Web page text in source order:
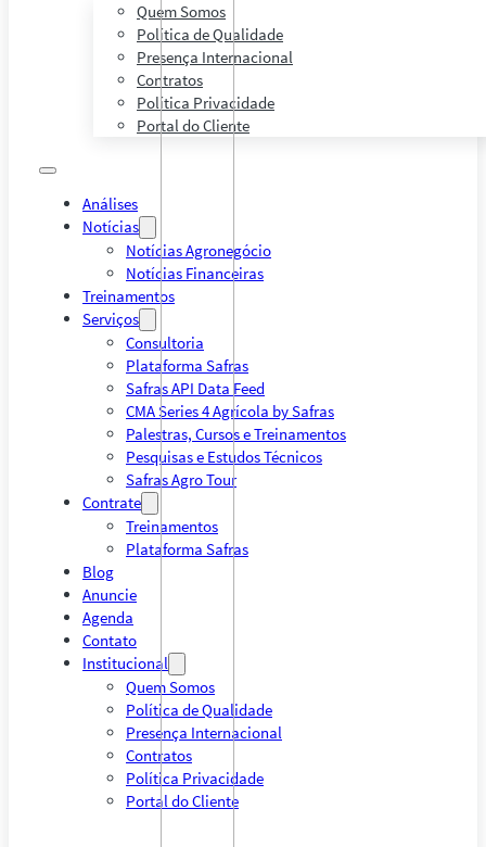
Quem Somos
Política de Qualidade
Presença Internacional
Contratos
Política Privacidade
Portal do Cliente
Análises
Notícias
Notícias Agronegócio
Notícias Financeiras
Treinamentos
Serviços
Consultoria
Plataforma Safras
Safras API Data Feed
CMA Series 4 Agrícola by Safras
Palestras, Cursos e Treinamentos
Pesquisas e Estudos Técnicos
Safras Agro Tour
Contrate
Treinamentos
Plataforma Safras
Blog
Anuncie
Agenda
Contato
Institucional
Quem Somos
Política de Qualidade
Presença Internacional
Contratos
Política Privacidade
Portal do Cliente